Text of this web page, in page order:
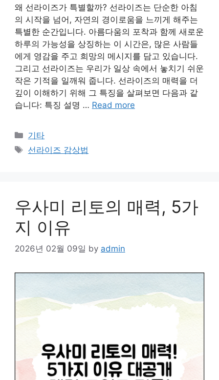
왜 선라이즈가 특별할까? 선라이즈는 단순한 아침
의 시작을 넘어, 자연의 경이로움을 느끼게 해주는
특별한 순간입니다. 아름다움의 포착과 함께 새로운
하루의 가능성을 상징하는 이 시간은, 많은 사람들
에게 영감을 주고 희망의 메시지를 담고 있습니다.
그리고 선라이즈는 우리가 일상 속에서 놓치기 쉬운
작은 기적을 일깨워 줍니다. 선라이즈의 매력을 더
깊이 이해하기 위해 그 특징을 살펴보면 다음과 같
습니다: 특징 설명 … Read more
Categories
기타
Tags
선라이즈 감상법
우사미 리토의 매력, 5가
지 이유
2026년 02월 09일 by admin